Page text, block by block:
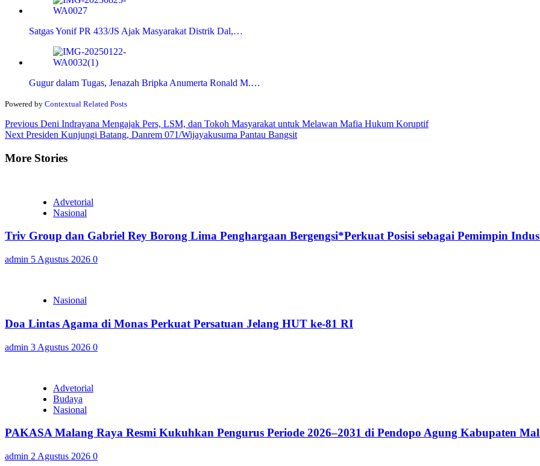
Satgas Yonif PR 433/JS Ajak Masyarakat Distrik Dal,…
Gugur dalam Tugas, Jenazah Bripka Anumerta Ronald M.…
Powered by Contextual Related Posts
Continue
Reading
Previous Deni Indrayana Mengajak Pers, LSM, dan Tokoh Masyarakat untuk Melawan Mafia Hukum Koruptif
Next Presiden Kunjungi Batang, Danrem 071/Wijayakusuma Pantau Bangsit
More Stories
Advetorial
Nasional
Triv Group dan Gabriel Rey Borong Lima Penghargaan Bergengsi*Perkuat Posisi sebagai Pemimpin
admin 5 Agustus 2026 0
Nasional
Doa Lintas Agama di Monas Perkuat Persatuan Jelang HUT ke-81 RI
admin 3 Agustus 2026 0
Advetorial
Budaya
Nasional
PAKASA Malang Raya Resmi Kukuhkan Pengurus Periode 2026–2031 di Pendopo Agung Kabupaten
admin 2 Agustus 2026 0